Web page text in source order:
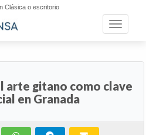
Clásica o escritorio
Toggle
arte gitano como clave
en Granada